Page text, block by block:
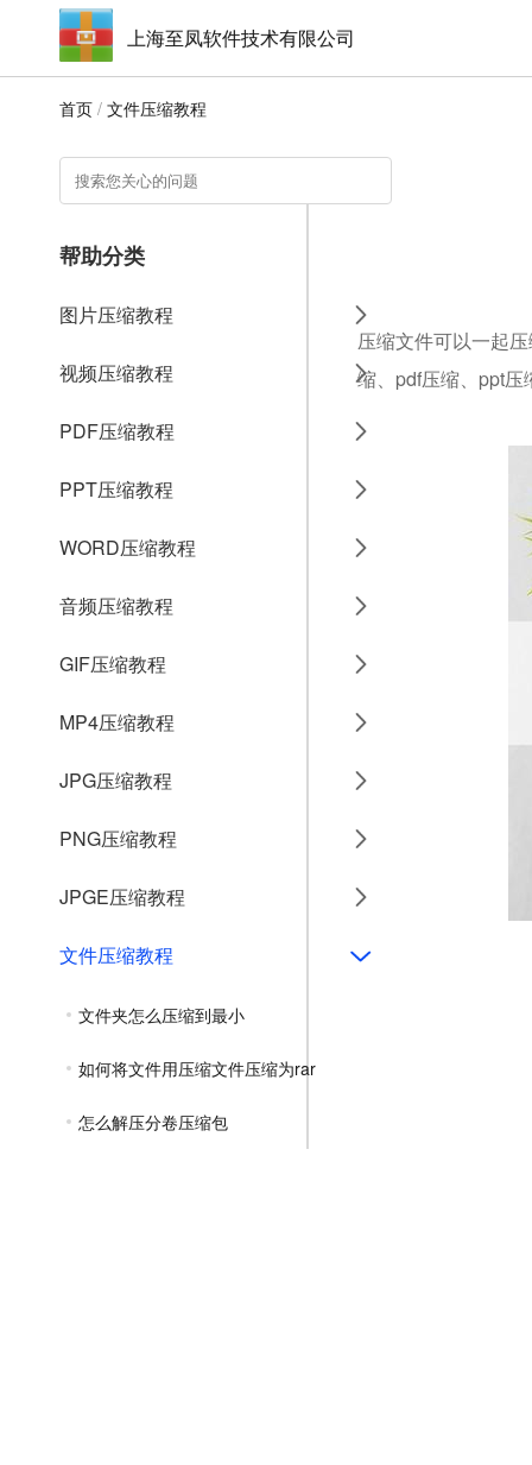
上海至凤软件技术有限公司
首页 / 文件压缩教程
帮助分类
图片压缩教程
视频压缩教程
PDF压缩教程
PPT压缩教程
WORD压缩教程
音频压缩教程
GIF压缩教程
MP4压缩教程
JPG压缩教程
PNG压缩教程
JPGE压缩教程
文件压缩教程
文件夹怎么压缩到最小
如何将文件用压缩文件压缩为rar
怎么解压分卷压缩包
压缩文件可以一起
缩、pdf压缩、ppt